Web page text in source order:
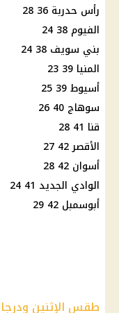
رأس حدربة 36 28
الفيوم 38 24
بني سويف 38 24
المنيا 39 23
أسيوط 39 25
سوهاج 40 26
قنا 41 28
الأقصر 42 27
أسوان 42 28
الوادي الجديد 41 24
أبوسمبل 42 29
طقس الإثنين